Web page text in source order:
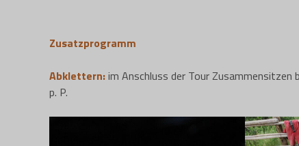
Zusatzprogramm
Abklettern:im Anschluss der Tour
p. P.